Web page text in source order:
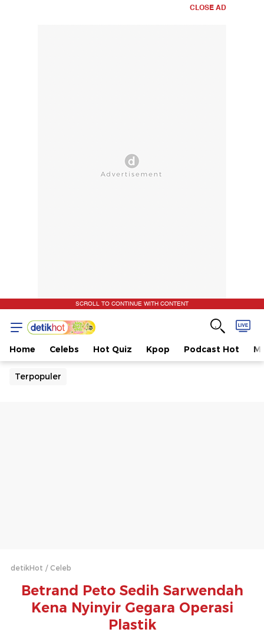
CLOSE AD
SCROLL TO CONTINUE WITH CONTENT
Home Celebs Hot Quiz Kpop Podcast Hot
Terpopuler
detikHot Celeb
Betrand Peto Sedih Sarwendah
Kena Nyinyir Gegara Operasi
Plastik